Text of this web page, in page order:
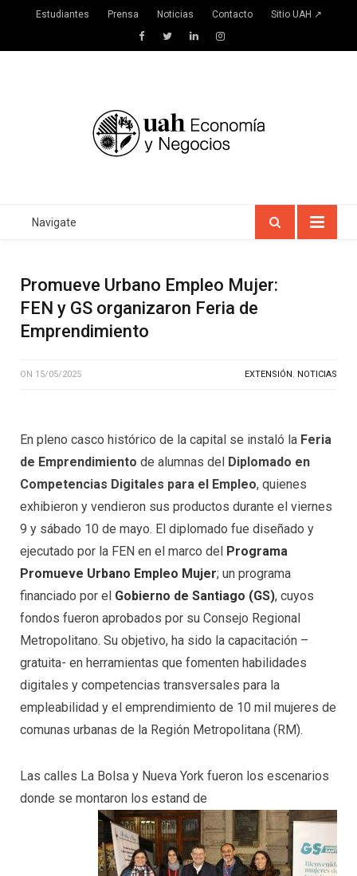
Estudiantes Prensa Noticias Contacto Sitio UAH ↗
FacebookTwitterLinkedInInstagram
Navigate
Promueve Urbano Empleo Mujer:
FEN y GS organizaron Feria de
Emprendimiento
ON 15/05/2025 EXTENSIÓN, NOTICIAS
En pleno casco histórico de la capital se instaló la Feria
de Emprendimiento de alumnas del Diplomado en
Competencias Digitales para el Empleo, quienes
exhibieron y vendieron sus productos durante el viernes
9 y sábado 10 de mayo. El diplomado fue diseñado y
ejecutado por la FEN en el marco del Programa
Promueve Urbano Empleo Mujer; un programa
financiado por el Gobierno de Santiago (GS), cuyos
fondos fueron aprobados por su Consejo Regional
Metropolitano. Su objetivo, ha sido la capacitación –
gratuita- en herramientas que fomenten habilidades
digitales y competencias transversales para la
empleabilidad y el emprendimiento de 10 mil mujeres de
comunas urbanas de la Región Metropolitana (RM).
Las calles La Bolsa y Nueva York fueron los escenarios
donde se montaron los estand de